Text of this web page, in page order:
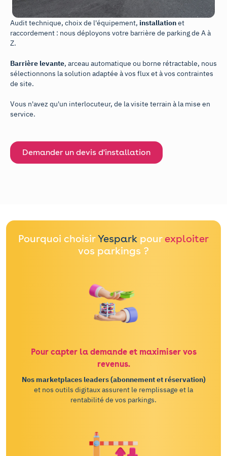
Audit technique, choix de l'équipement, installationet
raccordement : nous déployons votre barrière de parking de A à
Z.
Barrière levante, arceau automatique ou borne rétractable, nous
sélectionnons la solution adaptée à vos flux et à vos contraintes
de site.
Vous n'avez qu'un interlocuteur, de la visite terrain à la mise en
service.
Demander un devis d'installation
Pourquoi choisirYespark pour exploiter
vos parkings ?
Pour capter la demande et maximiser vos
revenus.
Nos marketplaces leaders (abonnement et réservation)
et nos outils digitaux assurent le remplissage et la
rentabilité de vos parkings.